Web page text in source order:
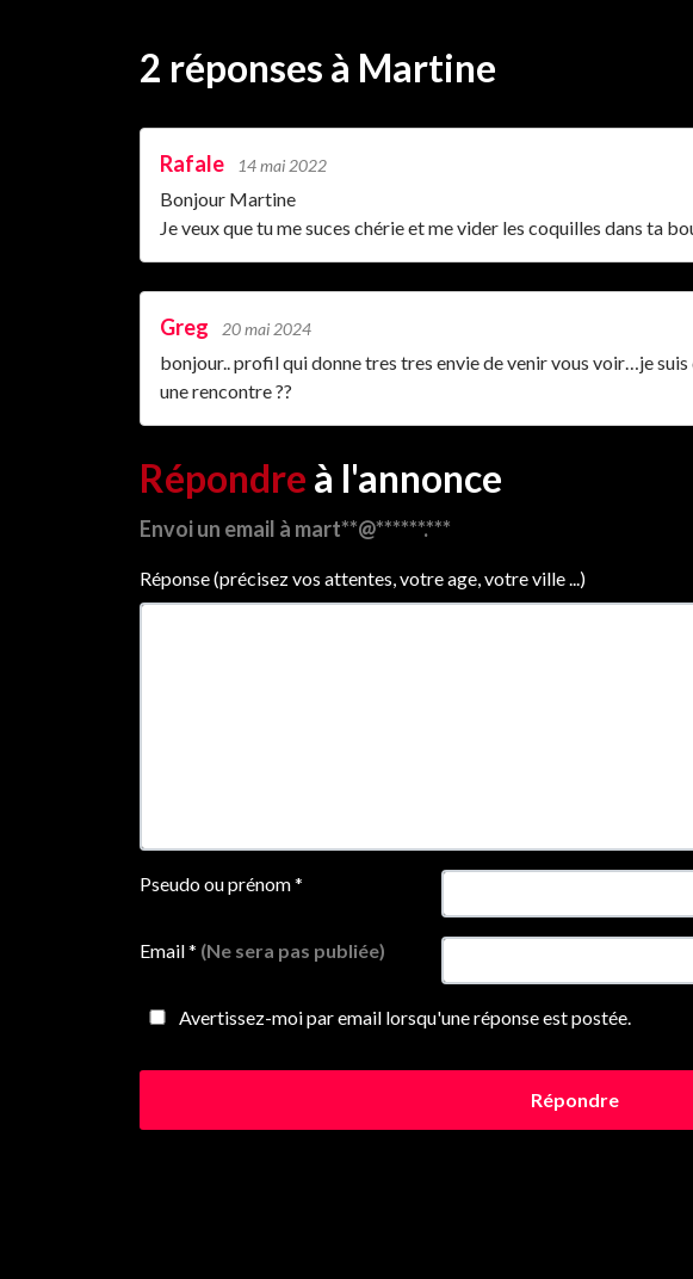
2 réponses à Martine
Rafale 14 mai 2022
Bonjour Martine
Je veux que tu me suces chérie et me vider les coquilles dans ta
Greg 20 mai 2024
bonjour.. profil qui donne tres tres envie de venir vous voir…je
une rencontre ??
Répondre à l'annonce
Envoi un email à mart**@******.***
Réponse (précisez vos attentes, votre age, votre ville ...)
Pseudo ou prénom*
Email* (Ne sera pas publiée)
Avertissez-moi par email lorsqu'une réponse est postée.
Répondre